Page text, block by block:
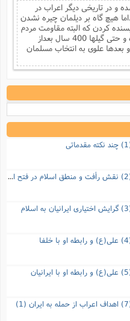
در تاریخی دیگر اعراب در
هیچ گاه بر دیلمان چیره نشدن
کردن که البته مقاومت مردم
دیلمان و طبرستان دلیل عدم فتح بوده و حتی گیلها 400 سال بعداز
علوی به انتخاب مسلمان
تعامل اعراب مسلمان و ایرانیان (2) نقش رأفت و منطق اسلام در فتح ایران